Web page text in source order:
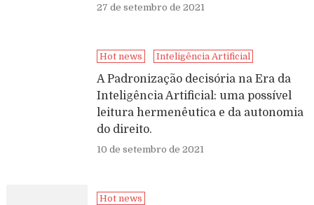
27 de setembro de 2021
Hot news Inteligência Artificial
A Padronização decisória na Era da
Inteligência Artificial: uma possível
leitura hermenêutica e da autonomia
do direito.
10 de setembro de 2021
Hot news